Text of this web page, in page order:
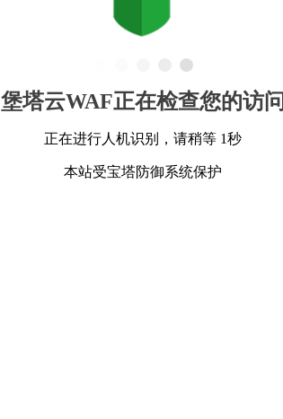
堡塔云WAF正在检查您的访问
正在进行人机识别，请稍等 1秒
本站受宝塔防御系统保护